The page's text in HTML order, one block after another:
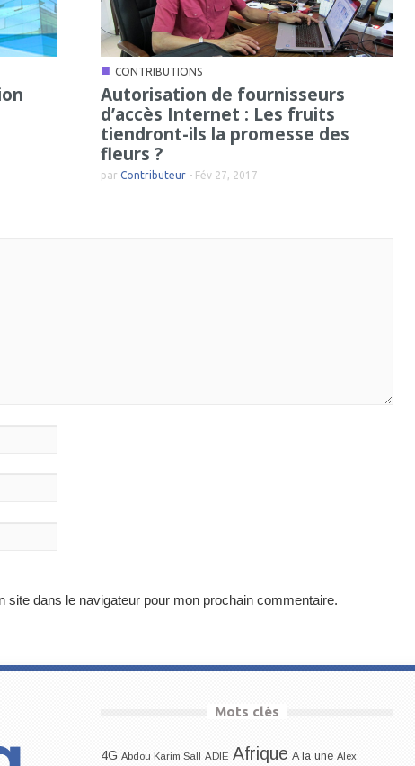
■ CONTRIBUTIONS
Autorisation de fournisseurs
d’accès Internet : Les fruits
tiendront-ils la promesse des
fleurs ?
par Contributeur- Fév 27, 2017
site dans le navigateur pour mon prochain commentaire.
Mots clés
4G Abdou Karim Sall ADIE Afrique A la une Alex